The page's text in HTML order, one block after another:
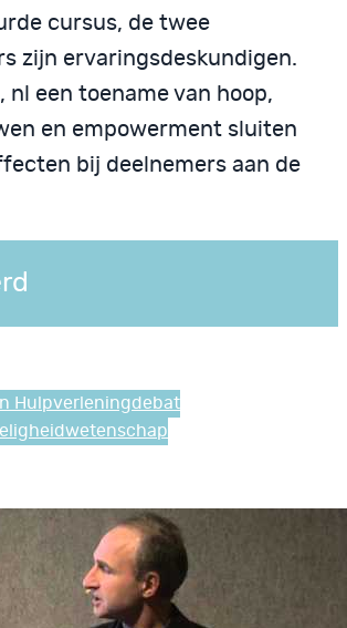
cursus, de twee
zijn ervaringsdeskundigen.
nl een toename van hoop,
en empowerment sluiten
bij deelnemers aan de
Hulpverleningdebat
wetenschap